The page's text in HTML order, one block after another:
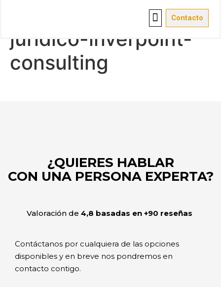
Contacto
asesoramiento-
juridico-inverpoint-
consulting
¿QUIERES HABLAR
CON UNA PERSONA EXPERTA?
Valoración de 4,8 basadas en +90 reseñas
Contáctanos por cualquiera de las opciones
disponibles y en breve nos pondremos en
contacto contigo.